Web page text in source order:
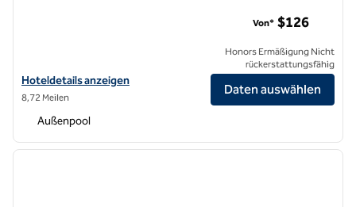
Hoteldetails für The Wayfarer San Luis Obispo, Tapestry Collection
Hoteldetails anzeigen
8,72 Meilen
Von* $126
Honors Ermäßigung Nicht
rückerstattungsfähig
Daten auswählen
Außenpool
1 von 12